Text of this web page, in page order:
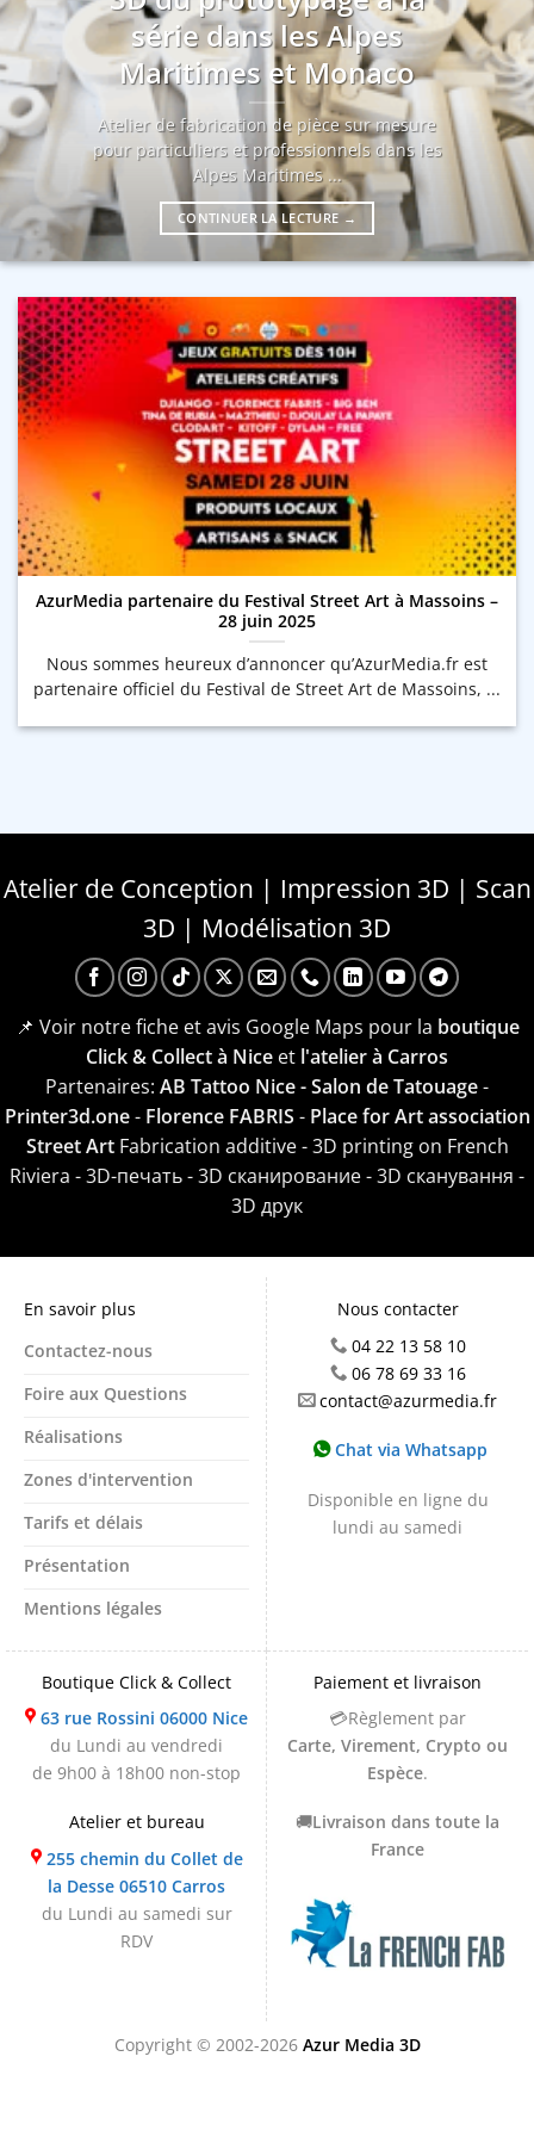
série dans les Alpes
Maritimes et Monaco
Atelier de fabrication de pièce sur mesure
pour particuliers et professionnels dans les
Alpes Maritimes ...
CONTINUER LA LECTURE →
AzurMedia partenaire du Festival Street Art à Massoins –
28 juin 2025
Nous sommes heureux d’annoncer qu’AzurMedia.fr est
partenaire officiel du Festival de Street Art de Massoins, ...
Atelier de Conception | Impression 3D | Scan
3D | Modélisation 3D
📌 Voir notre fiche et avis Google Maps pour la boutique
Click & Collect à Nice et l'atelier à Carros
Partenaires: AB Tattoo Nice - Salon de Tatouage-
Printer3d.one- Florence FABRIS - Place for Art association
Street ArtFabrication additive - 3D printing on French
Riviera - 3D-печать - 3D сканирование - 3D сканування -
3D друк
En savoir plus
Contactez-nous
Foire aux Questions
Réalisations
Zones d'intervention
Tarifs et délais
Présentation
Mentions légales
Nous contacter
04 22 13 58 10
06 78 69 33 16
contact@azurmedia.fr
Chat via Whatsapp
Disponible en ligne du
lundi au samedi
Boutique Click & Collect
63 rue Rossini 06000 Nice
du Lundi au vendredi
de 9h00 à 18h00 non-stop
Atelier et bureau
255 chemin du Collet de
la Desse 06510 Carros
du Lundi au samedi sur
RDV
Paiement et livraison
💳Règlement par
Carte, Virement, Crypto ou
Espèce.
🚚Livraison dans toute la
France
Copyright © 2002-2026 Azur Media 3D